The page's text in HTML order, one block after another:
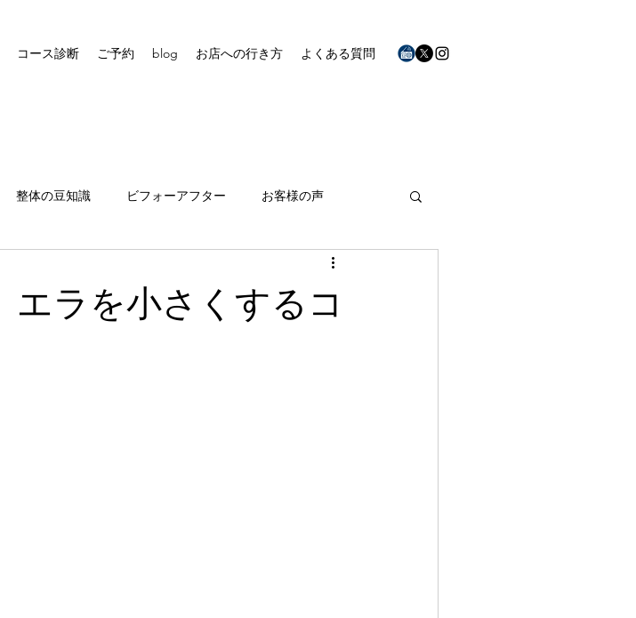
コース診断 ご予約 blog お店への行き方 よくある質問
整体の豆知識 ビフォーアフター お客様の声
エラを小さくするコ